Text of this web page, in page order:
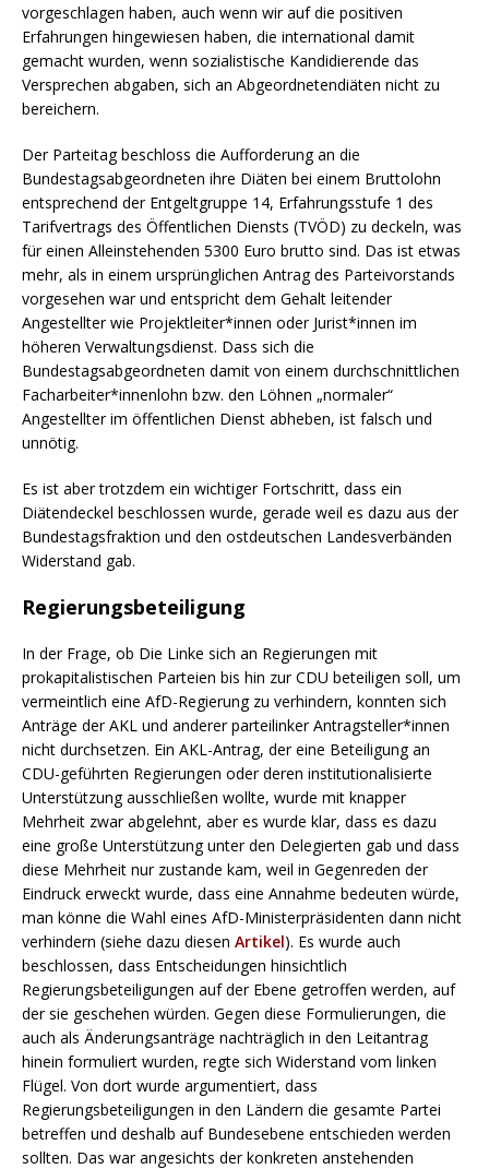
vorgeschlagen haben, auch wenn wir auf die positiven
Erfahrungen hingewiesen haben, die international damit
gemacht wurden, wenn sozialistische Kandidierende das
Versprechen abgaben, sich an Abgeordnetendiäten nicht zu
bereichern.
Der Parteitag beschloss die Aufforderung an die
Bundestagsabgeordneten ihre Diäten bei einem Bruttolohn
entsprechend der Entgeltgruppe 14, Erfahrungsstufe 1 des
Tarifvertrags des Öffentlichen Diensts (TVÖD) zu deckeln, was
für einen Alleinstehenden 5300 Euro brutto sind. Das ist etwas
mehr, als in einem ursprünglichen Antrag des Parteivorstands
vorgesehen war und entspricht dem Gehalt leitender
Angestellter wie Projektleiter*innen oder Jurist*innen im
höheren Verwaltungsdienst. Dass sich die
Bundestagsabgeordneten damit von einem durchschnittlichen
Facharbeiter*innenlohn bzw. den Löhnen „normaler“
Angestellter im öffentlichen Dienst abheben, ist falsch und
unnötig.
Es ist aber trotzdem ein wichtiger Fortschritt, dass ein
Diätendeckel beschlossen wurde, gerade weil es dazu aus der
Bundestagsfraktion und den ostdeutschen Landesverbänden
Widerstand gab.
Regierungsbeteiligung
In der Frage, ob Die Linke sich an Regierungen mit
prokapitalistischen Parteien bis hin zur CDU beteiligen soll, um
vermeintlich eine AfD-Regierung zu verhindern, konnten sich
Anträge der AKL und anderer parteilinker Antragsteller*innen
nicht durchsetzen. Ein AKL-Antrag, der eine Beteiligung an
CDU-geführten Regierungen oder deren institutionalisierte
Unterstützung ausschließen wollte, wurde mit knapper
Mehrheit zwar abgelehnt, aber es wurde klar, dass es dazu
eine große Unterstützung unter den Delegierten gab und dass
diese Mehrheit nur zustande kam, weil in Gegenreden der
Eindruck erweckt wurde, dass eine Annahme bedeuten würde,
man könne die Wahl eines AfD-Ministerpräsidenten dann nicht
verhindern (siehe dazu diesen Artikel). Es wurde auch
beschlossen, dass Entscheidungen hinsichtlich
Regierungsbeteiligungen auf der Ebene getroffen werden, auf
der sie geschehen würden. Gegen diese Formulierungen, die
auch als Änderungsanträge nachträglich in den Leitantrag
hinein formuliert wurden, regte sich Widerstand vom linken
Flügel. Von dort wurde argumentiert, dass
Regierungsbeteiligungen in den Ländern die gesamte Partei
betreffen und deshalb auf Bundesebene entschieden werden
sollten. Das war angesichts der konkreten anstehenden